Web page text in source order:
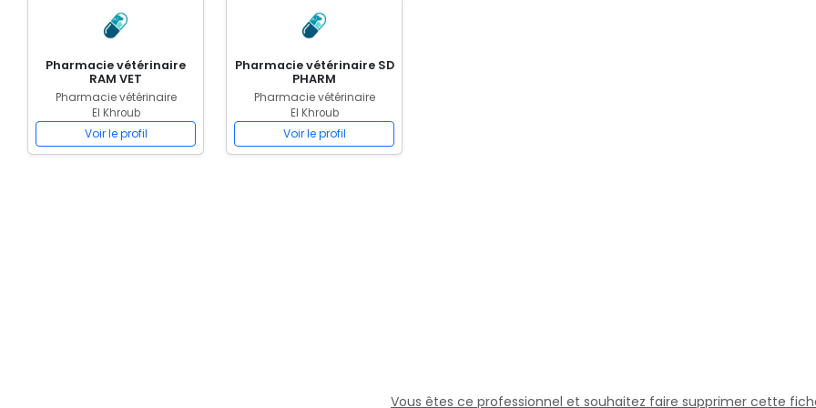
Pharmacie vétérinaire
RAM VET
Pharmacie vétérinaire
El Khroub
Voir le profil
Pharmacie vétérinaire SD
PHARM
Pharmacie vétérinaire
El Khroub
Voir le profil
Vous êtes ce professionnel et souhaitez faire supprimer cette